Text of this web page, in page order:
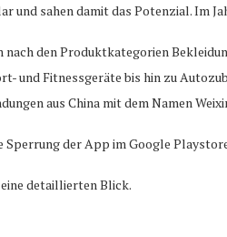
und sahen damit das Potenzial. Im
den Produktkategorien
und Fitnessgeräte bis hin zu
aus China mit dem Namen
der App im Google
detaillierten Blick.